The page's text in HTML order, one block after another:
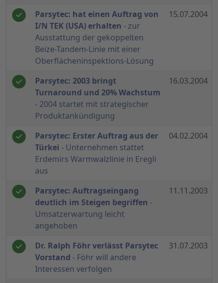
Parsytec: hat einen Auftrag von
I/N TEK (USA) erhalten - zur
Ausstattung der gekoppelten
Beize-Tandem-Linie mit einer
Oberflächeninspektions-Lösung
15.07.2004
Parsytec: 2003 bringt
Turnaround und 20% Wachstum
- 2004 startet mit strategischer
Produktankündigung
16.03.2004
Parsytec: Erster Auftrag aus der
Türkei - Unternehmen stattet
Erdemirs Warmwalzlinie in Eregli
aus
04.02.2004
Parsytec: Auftragseingang
deutlich im Steigen begriffen -
Umsatzerwartung leicht
angehoben
11.11.2003
Dr. Ralph Föhr verlässt Parsytec
Vorstand - Föhr will andere
Interessen verfolgen
31.07.2003